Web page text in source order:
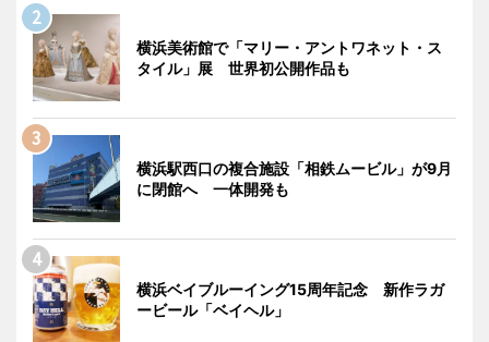
横浜美術館で「マリー・アントワネット・ス
タイル」展 世界初公開作品も
横浜駅西口の複合施設「相鉄ムービル」が9月
に閉館へ 一体開発も
横浜ベイブルーイング15周年記念 新作ラガ
ービール「ベイヘル」